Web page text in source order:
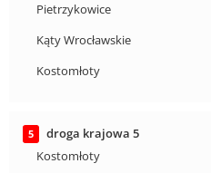
Pietrzykowice
Kąty Wrocławskie
Kostomłoty
5
droga krajowa 5
Kostomłoty